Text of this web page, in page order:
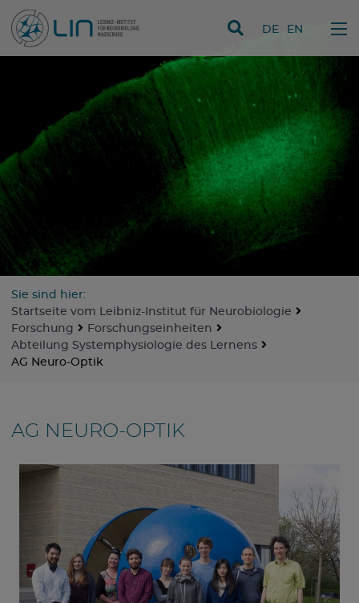
Direkt zum Inhalt
DE EN
Sie sind hier:
Startseite vom Leibniz-Institut für Neurobiologie
Forschung
Forschungseinheiten
Abteilung Systemphysiologie des Lernens
AG Neuro-Optik
AG NEURO-OPTIK